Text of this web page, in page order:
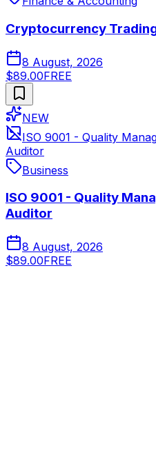
Cryptocurrency
8 August, 2026
$89.00FREE
NEW
ISO 9001 - Quality
Auditor
Business
ISO 9001 - Quality
Auditor
8 August, 2026
$89.00FREE